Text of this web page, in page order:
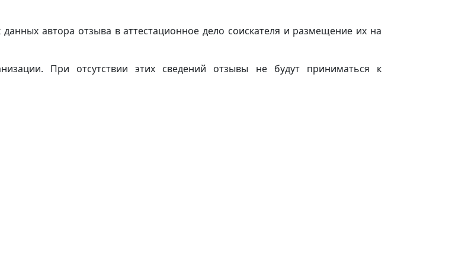
автора отзыва в аттестационное дело соискателя и размещение их на
При отсутствии этих сведений отзывы не будут приниматься к